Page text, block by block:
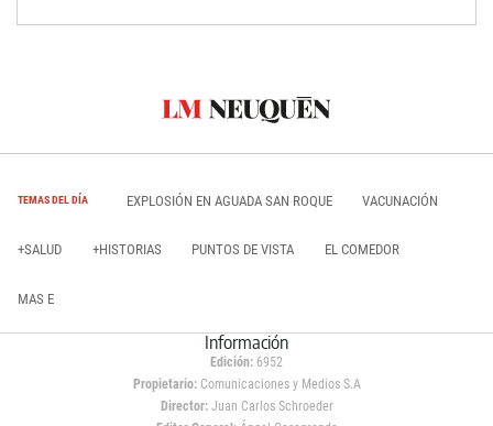
TEMAS DEL DÍA EXPLOSIÓN EN AGUADA SAN ROQUE VACUNACIÓN
+SALUD +HISTORIAS PUNTOS DE VISTA EL COMEDOR
MAS E
Información
Edición: 6952
Propietario:Comunicaciones y Medios S.A
Director: Juan Carlos Schroeder